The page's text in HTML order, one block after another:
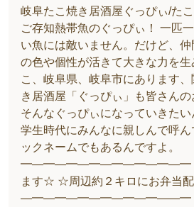
岐阜たこ焼き居酒屋ぐっぴぃ/た
ご存知熱帯魚のぐっぴぃ！ 一匹
い魚には敵いません。だけど、
の色や個性が活きて大きな力を生
こ、岐阜県、岐阜市にあります
き居酒屋「ぐっぴぃ」も皆さんの
そんなぐっぴぃになっていきたい
学生時代にみんなに親しんで呼
ックネームでもあるんですよ。
━―━―━―━―━―━―━―━ ☆テ
ます☆ ☆周辺約２キロにお弁当
―━―━―━―━―━―━――━ ぐ